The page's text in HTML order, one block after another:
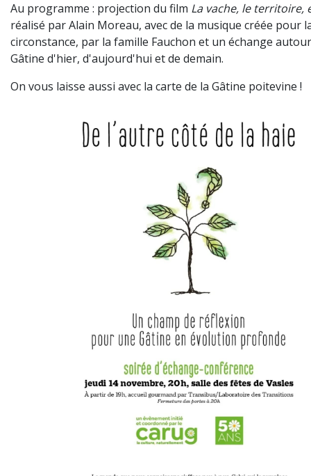
Au programme : projection du film La vache, le territoire,
réalisé par Alain Moreau, avec de la musique créée pour
circonstance, par la famille Fauchon et un échange
Gâtine d'hier, d'aujourd'hui et de demain.
On vous laisse aussi avec la carte de la Gâtine poitevine !